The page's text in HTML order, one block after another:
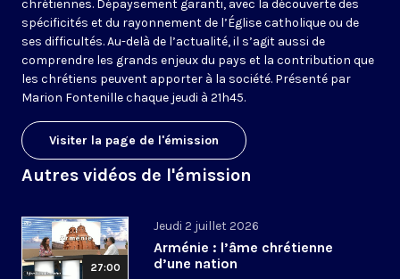
chrétiennes. Dépaysement garanti, avec la découverte des
spécificités et du rayonnement de l’Église catholique ou de
ses difficultés. Au-delà de l’actualité, il s’agit aussi de
comprendre les grands enjeux du pays et la contribution que
les chrétiens peuvent apporter à la société. Présenté par
Marion Fontenille chaque jeudi à 21h45.
Visiter la page de l'émission
Autres vidéos de l'émission
27:00
Jeudi 2 juillet 2026
Arménie : l’âme chrétienne
d’une nation